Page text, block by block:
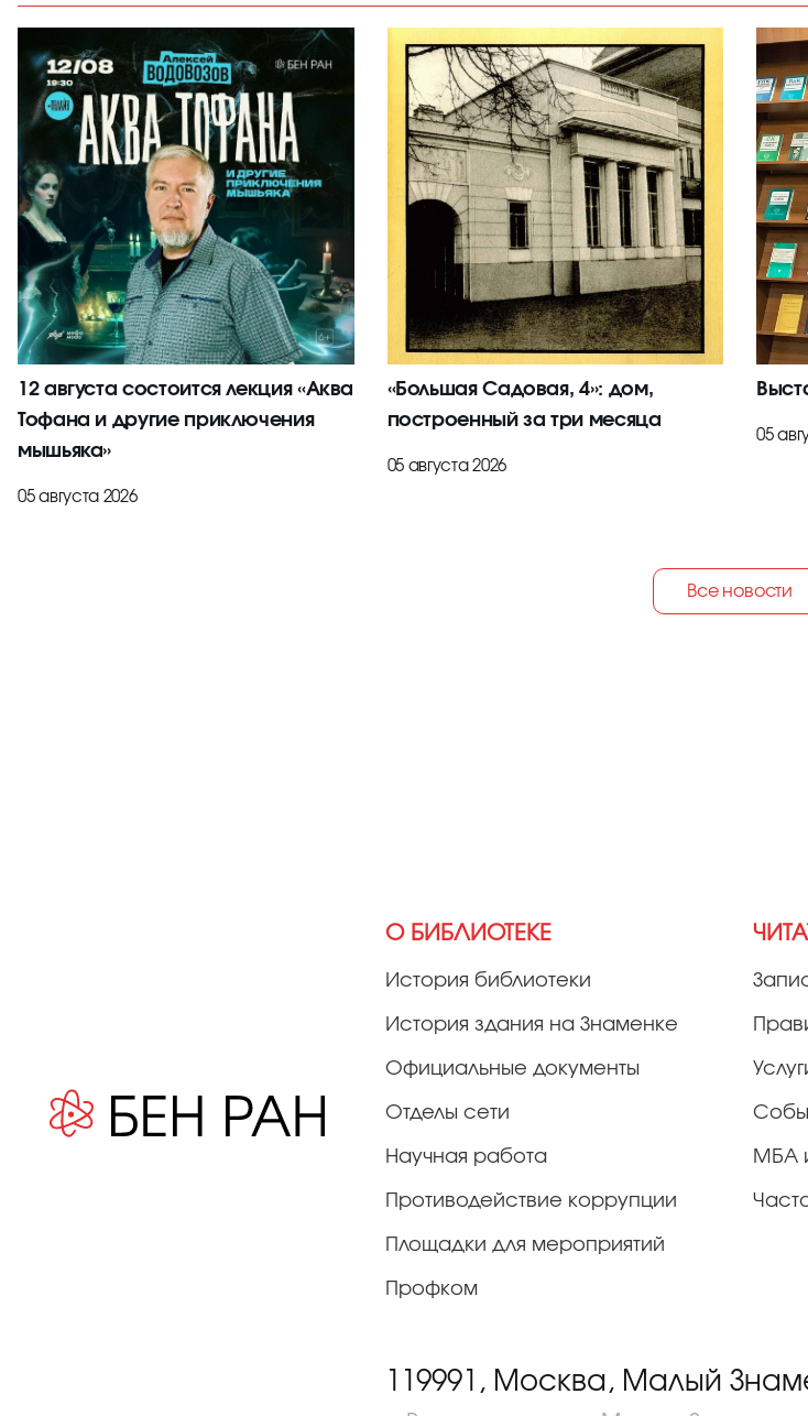
12 августа состоится лекция «Аква
Тофана и другие приключения
мышьяка»
05 августа 2026
«Большая Садовая, 4»: дом,
построенный за три месяца
05 августа 2026
05
Все новости
О БИБЛИОТЕКЕ
История библиотеки
История здания на Знаменке
Официальные документы
Отделы сети
Научная работа
Противодействие коррупции
Площадки для мероприятий
Профком
МБА
119991, Москва, Малый